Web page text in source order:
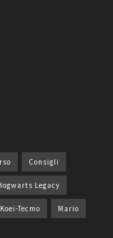
Consigli
Legacy
Koei-Tecmo Mario